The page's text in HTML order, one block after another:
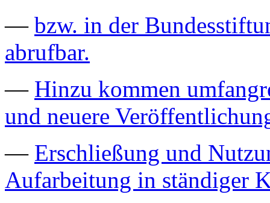
— bzw. in der
abrufbar.
— Hinzu kommen
und neuere
— Erschließung und
Aufarbeitung in ständiger